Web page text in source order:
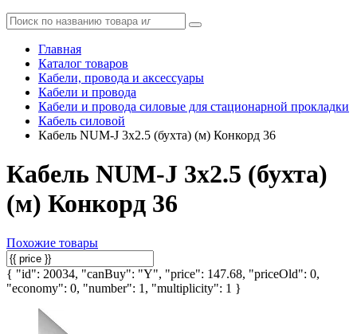
Главная
Каталог товаров
Кабели, провода и аксессуары
Кабели и провода
Кабели и провода силовые для стационарной прокладки
Кабель силовой
Кабель NUM-J 3х2.5 (бухта) (м) Конкорд 36
Кабель NUM-J 3х2.5 (бухта)
(м) Конкорд 36
Похожие товары
{ "id": 20034, "canBuy": "Y", "price": 147.68, "priceOld": 0,
"economy": 0, "number": 1, "multiplicity": 1 }